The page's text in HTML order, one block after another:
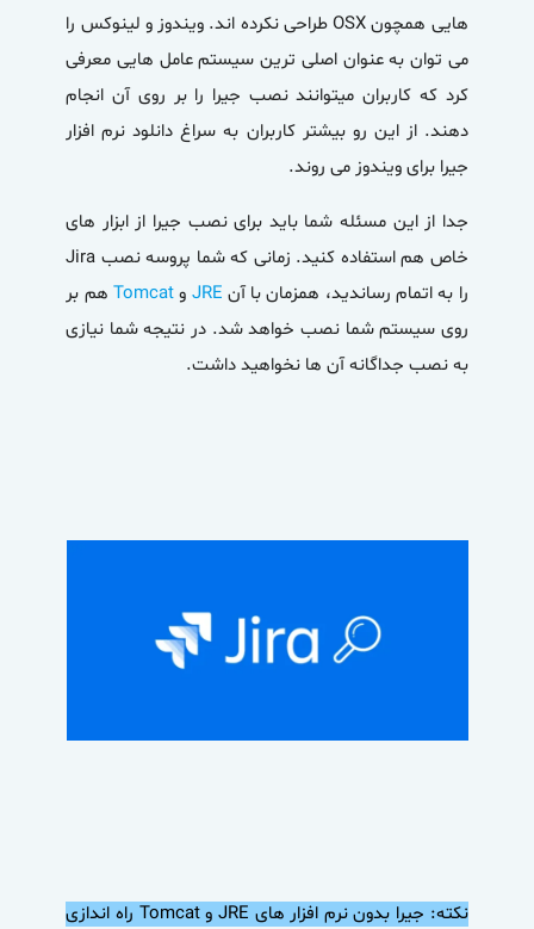
هایی همچون OSX طراحی نکرده اند. ویندوز و لینوکس را
می توان به عنوان اصلی ترین سیستم عامل هایی معرفی
کرد که کاربران میتوانند نصب جیرا را بر روی آن انجام
دهند. از این رو بیشتر کاربران به سراغ دانلود نرم افزار
جیرا برای ویندوز می روند.
جدا از این مسئله شما باید برای نصب جیرا از ابزار های
خاص هم استفاده کنید. زمانی که شما پروسهن
صب Jira
را به اتمام رساندید، همزمان با آن JRE وTomcat هم بر
روی سیستم شما نصب خواهد شد. در نتیجه شما نیازی
به نصب جداگانه آن ها نخواهید داشت.
نکته: جیرا بدون نرم افزار های JRE و Tomcat راه اندازی